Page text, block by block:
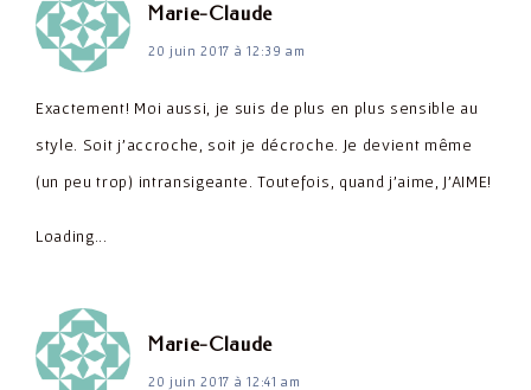
Marie-Claudedit :
20 juin 2017 à 12:39 am
Exactement! Moi aussi, je suis de plus en plus sensible au
style. Soit j'accroche, soit je décroche. Je devient même
(un peu trop) intransigeante. Toutefois, quand j'aime, J'AIME!
Loading...
Marie-Claudedit :
20 juin 2017 à 12:41 am